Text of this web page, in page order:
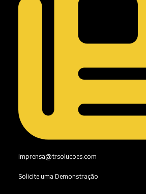
imprensa@trsolucoes.com
Solicite uma Demonstração